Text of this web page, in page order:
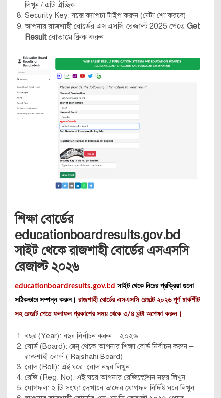
লিখুন / এটি ঐচ্ছিক
Security Key: বক্সে ক্যাপচা টাইপ করুন (যেটা শো করবে)
আপনার রাজশাহী বোর্ডের এসএসসি রেজাল্ট 2025 পেতে Get
Result বোতামে ক্লিক করুন
শিক্ষা বোর্ডের
educationboardresults.gov.bd
সাইট থেকে রাজশাহী বোর্ডের এসএসসি
রেজাল্ট ২০২৬
educationboardresults.gov.bd সাইট থেকে নিচের প্রক্রিয়া গুলো
সঠিকভাবে সম্পন্ন করুন। রাজশাহী বোর্ডের এসএসসি রেজাল্ট ২০২৬ পূর্ণ মার্কশীট
সহ রেজাল্ট পেতে ফলাফল প্রকাশের সময় থেকে ৩/৪ ঘন্টা অপেক্ষা করুন।
বছর (Year): বছর নির্বাচন করুন – ২০২৬
বোর্ড (Board): মেনু থেকে আপনার শিক্ষা বোর্ড নির্বাচন করুন –
রাজশাহী বোর্ড ( Rajshahi Board)
রোল (Roll): এই ঘরে রোল নম্বর লিখুন
রেজি (Reg: No): এই ঘরে আপনার রেজিস্ট্রেশন নম্বর লিখুন
যোগফল: ২ টি সংখ্যা দেখাবে তাদের যোগফল নির্দিষ্ট ঘরে লিখুন